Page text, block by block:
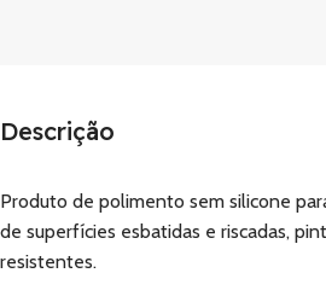
Descrição
Produto de polimento sem silicone
de superfícies esbatidas e riscadas,
resistentes.